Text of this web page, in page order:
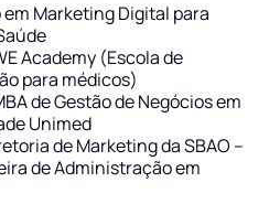
Marketing Digital para
Academy (Escola de
para médicos)
de Gestão de Negócios em
Unimed
de Marketing daSBAO –
de Administração em